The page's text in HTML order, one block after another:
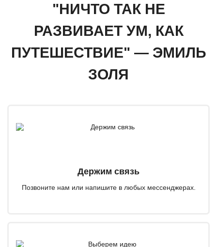
"НИЧТО ТАК НЕ
РАЗВИВАЕТ УМ, КАК
ПУТЕШЕСТВИЕ" — ЭМИЛЬ
ЗОЛЯ
Держим связь
Позвоните нам или напишите в любых мессенджерах.